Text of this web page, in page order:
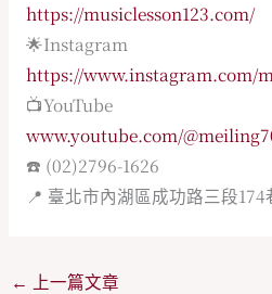
https://musiclesson123.com/
🌟Instagram
https://www.instagram.com/
📺YouTube
www.youtube.com/
☎️ (02)2796-1626
📍 臺北市內湖區成功路三段174
← 上一篇文章